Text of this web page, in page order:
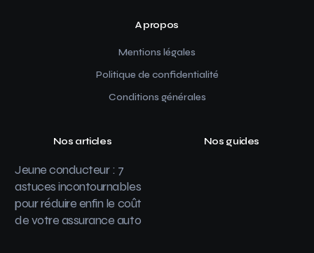
A propos
Mentions légales
Politique de confidentialité
Conditions générales
Nos articles
Jeune conducteur : 7
astuces incontournables
pour réduire enfin le coût
de votre assurance auto
Nos guides